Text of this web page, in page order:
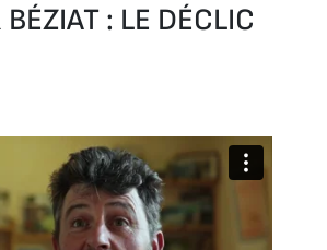
BÉZIAT : LE DÉCLIC